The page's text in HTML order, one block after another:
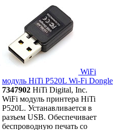
WiFi
модуль HiTi P520L Wi-Fi Dongle
7347902 HiTi Digital, Inc.
WiFi модуль принтера HiTi
P520L. Устанавливается в
разъем USB. Обеспечивает
беспроводную печать со